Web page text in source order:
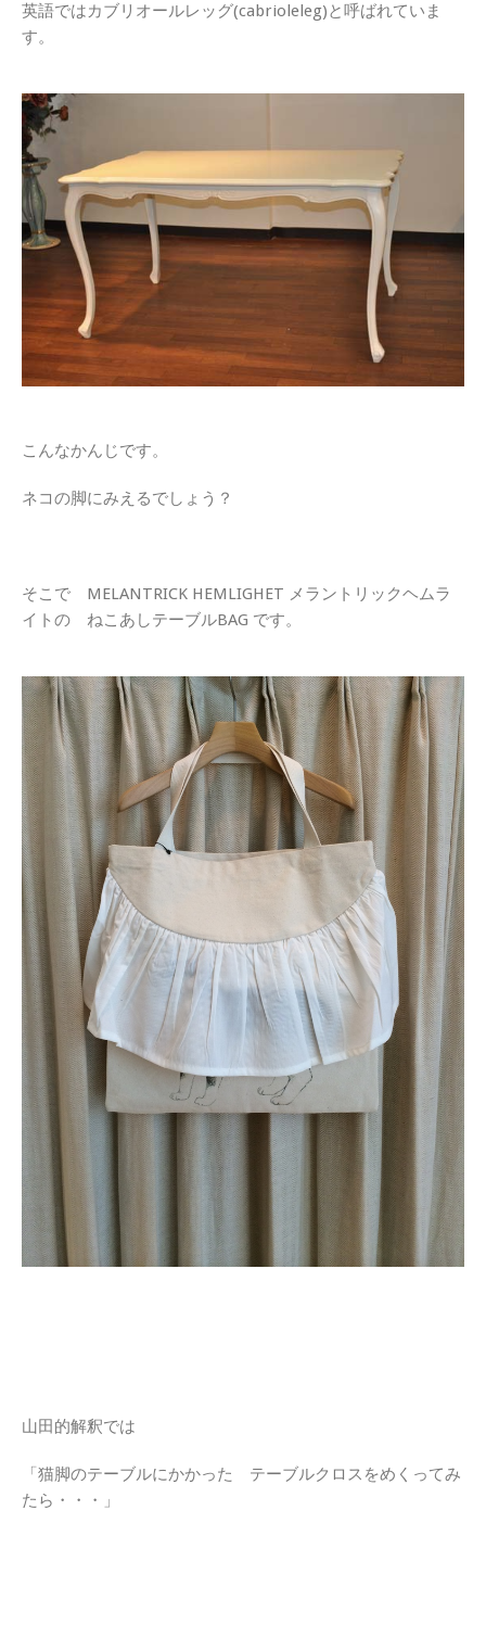
英語ではカブリオールレッグ(cabrioleleg)と呼ばれていま
す。
こんなかんじです。
ネコの脚にみえるでしょう？
そこで MELANTRICK HEMLIGHET メラントリックヘムラ
イトの ねこあしテーブルBAG です。
山田的解釈では
「猫脚のテーブルにかかった テーブルクロスをめくってみ
たら・・・」